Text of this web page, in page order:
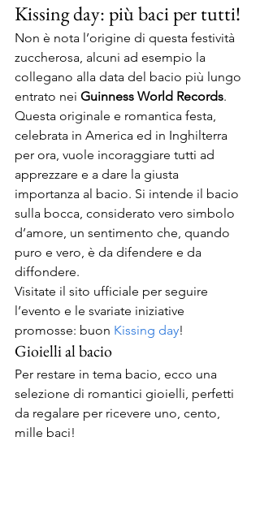
Kissing day: più baci per tutti!
Non è nota l’origine di questa festività
zuccherosa, alcuni ad esempio la
collegano alla data del bacio più lungo
entrato nei Guinness World Records.
Questa originale e romantica festa,
celebrata in America ed in Inghilterra
per ora, vuole incoraggiare tutti ad
apprezzare e a dare la giusta
importanza al bacio. Si intende il bacio
sulla bocca, considerato vero simbolo
d’amore, un sentimento che, quando
puro e vero, è da difendere e da
diffondere.
Visitate il sito ufficiale per seguire
l’evento e le svariate iniziative
promosse: buon Kissing day!
Gioielli al bacio
Per restare in tema bacio, ecco una
selezione di romantici gioielli, perfetti
da regalare per ricevere uno, cento,
mille baci!